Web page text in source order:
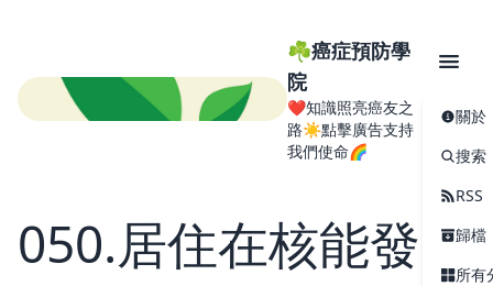
☘️癌症預防學
院
❤️知識照亮癌友之
路☀️點擊廣告支持
我們使命🌈
關於
搜索
RSS
歸檔
所有
050.居住在核能發電